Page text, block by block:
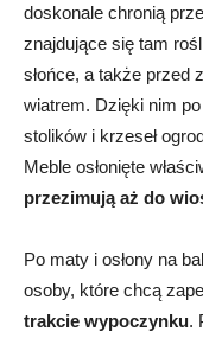
doskonale chronią
znajdujące się tam
słońce, a także przed
wiatrem. Dzięki nim
stolików i krzeseł
Meble osłonięte
przezimują aż do
Po maty i osłony na
osoby, które chcą
trakcie wypoczynku.